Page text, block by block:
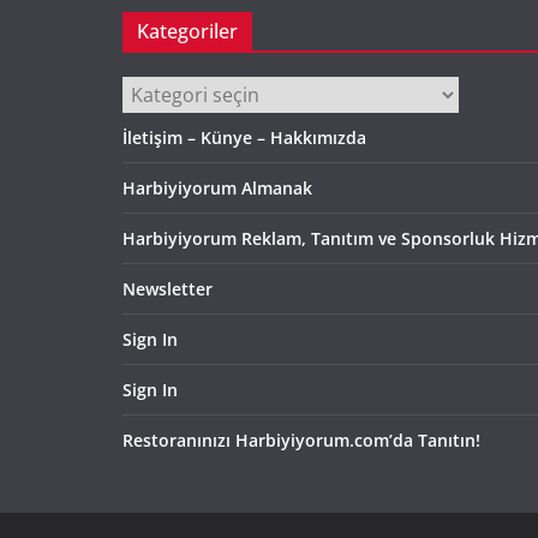
Kategoriler
Kategoriler
İletişim – Künye – Hakkımızda
Harbiyiyorum Almanak
Harbiyiyorum Reklam, Tanıtım ve Sponsorluk
Newsletter
Sign In
Sign In
Restoranınızı Harbiyiyorum.com’da Tanıtın!